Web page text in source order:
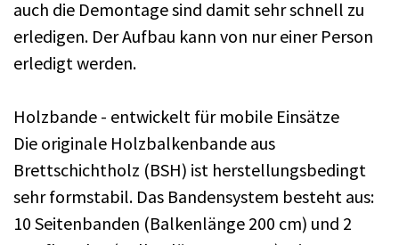
auch die Demontage sind damit sehr schnell zu
erledigen. Der Aufbau kann von nur einer Person
erledigt werden.
Holzbande - entwickelt für mobile Einsätze
Die originale Holzbalkenbande aus
Brettschichtholz (BSH) ist herstellungsbedingt
sehr formstabil. Das Bandensystem besteht aus:
10 Seitenbanden (Balkenlänge 200 cm) und 2